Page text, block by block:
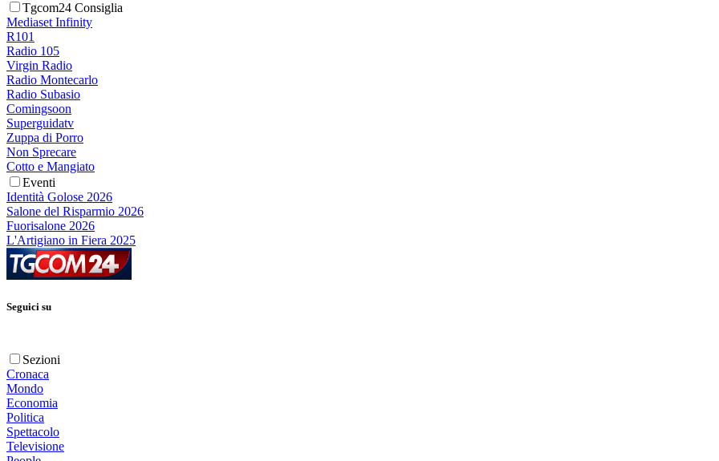
Tgcom24 Consiglia
Mediaset Infinity
R101
Radio 105
Virgin Radio
Radio Montecarlo
Radio Subasio
Comingsoon
Superguidatv
Zuppa di Porro
Non Sprecare
Cotto e Mangiato
Eventi
Identità Golose 2026
Salone del Risparmio 2026
Fuorisalone 2026
L'Artigiano in Fiera 2025
Seguici su
Sezioni
Cronaca
Mondo
Economia
Politica
Spettacolo
Televisione